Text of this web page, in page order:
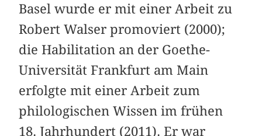
Basel wurde er mit einer Arbeit zu
Robert Walser promoviert (2000);
die Habilitation an der Goethe-
Universität Frankfurt am Main
erfolgte mit einer Arbeit zum
philologischen Wissen im frühen
18. Jahrhundert (2011). Er war